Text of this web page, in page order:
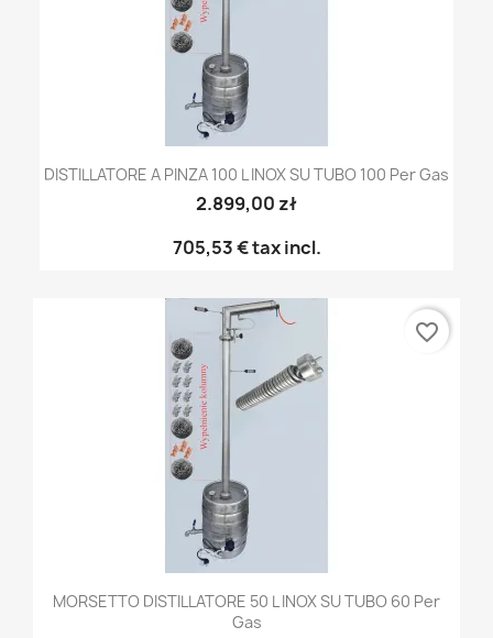
DISTILLATORE A PINZA 100 L INOX SU TUBO 100 Per Gas
2.899,00 zł
705,53 €tax incl.
MORSETTO DISTILLATORE 50 L INOX SU TUBO 60 Per
Gas
favorite_border